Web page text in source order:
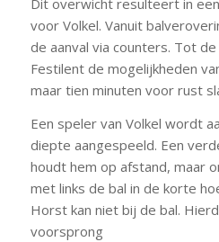
Dit overwicht resulteert in
voor Volkel. Vanuit
de aanval via counters. Tot
Festilent de mogelijkheden
maar tien minuten voor rust
Een speler van Volkel wordt
diepte aangespeeld. Een
houdt hem op afstand, maar
met links de bal in de korte
Horst kan niet bij de bal.
voorsprong